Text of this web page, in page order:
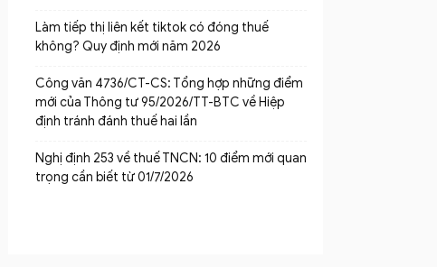
Làm tiếp thị liên kết tiktok có đóng thuế
không? Quy định mới năm 2026
Công văn 4736/CT-CS: Tổng hợp những điểm
mới của Thông tư 95/2026/TT-BTC về Hiệp
định tránh đánh thuế hai lần
Nghị định 253 về thuế TNCN: 10 điểm mới quan
trọng cần biết từ 01/7/2026